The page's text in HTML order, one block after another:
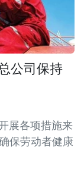
公司保持
展各项措施来
保劳动者健康